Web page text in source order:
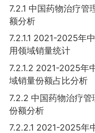
7.2.1 中国药物治疗管
额分析
7.2.1.1 2021-2025年
用领域销量统计
7.2.1.2 2021-2025年
域销量份额占比分析
7.2.2 中国药物治疗
份额分析
7.2.2.1 2021-2025年